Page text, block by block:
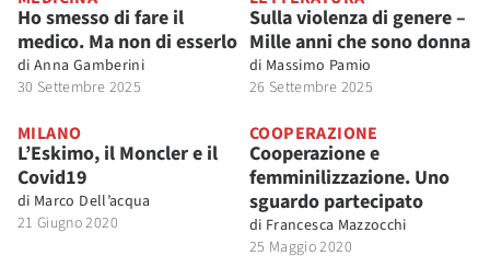
Ho smesso di fare il
medico. Ma non di esserlo
di Anna Gamberini
30 Settembre 2025
Sulla violenza di genere –
Mille anni che sono donna
di Massimo Pamio
26 Settembre 2025
MILANO
L’Eskimo, il Moncler e il
Covid19
di Marco Dell’acqua
21 Giugno 2020
COOPERAZIONE
Cooperazione e
femminilizzazione. Uno
sguardo partecipato
di Francesca Mazzocchi
25 Maggio 2020